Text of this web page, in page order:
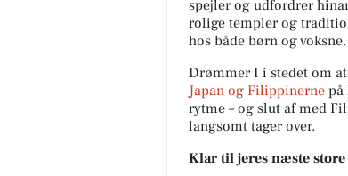
spejler og udfordrer
rolige templer og
hos både børn og voksne.
Drømmer I i stedet om
Japan og Filippinerne på
rytme – og slut af med
langsomt tager over.
Klar til jeres næste